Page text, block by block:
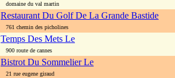
domaine du val martin
Restaurant Du Golf De La Grande Bastide
761 chemin des picholines
Temps Des Mets Le
900 route de cannes
Bistrot Du Sommelier Le
21 rue eugene giraud